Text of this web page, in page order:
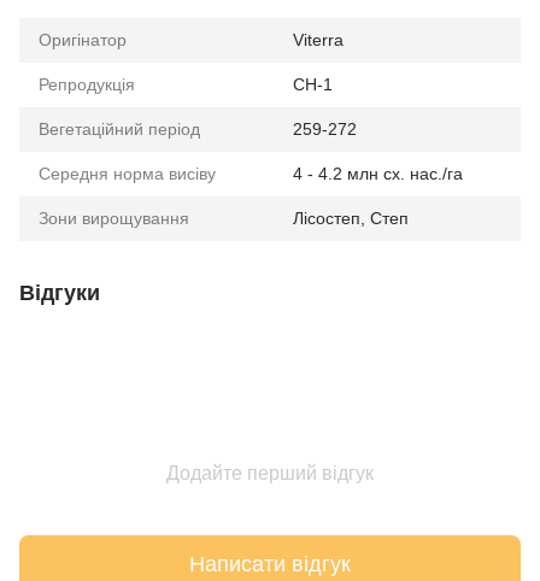
Оригінатор Viterra
Репродукція СН-1
Вегетаційний період 259-272
Середня норма висіву 4 - 4.2 млн сх. нас./га
Зони вирощування Лісостеп, Степ
Відгуки
Додайте перший відгук
Написати відгук